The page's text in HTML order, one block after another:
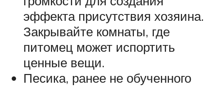
эффекта присутствия хозяина.
Закрывайте комнаты, где
питомец может испортить
ценные вещи.
Песика, ранее не обученного